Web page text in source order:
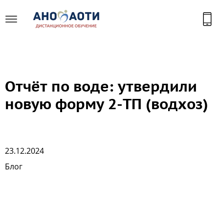
Отчёт по воде: утвердили
новую форму 2-ТП (водхоз)
23.12.2024
Блог